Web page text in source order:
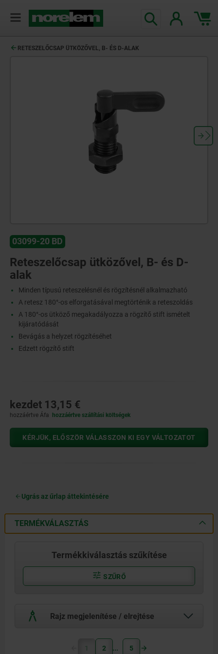
RETESZELŐCSAP ÜTKÖZŐVEL, B- ÉS D-ALAK
03099-20 BD
Reteszelőcsap ütközővel, B- és D-
alak
Minden típusú reteszelésnél és rögzítésnél alkalmazható
A retesz 180°-os elforgatásával megtörténik a reteszoldás
A 180°-os ütköző megakadályozza a rögzítő stift ismételt
kijáratódását
Bevágás a helyzet rögzítéséhet
Edzett rögzítő stift
kezdet 13,15 €
hozzáértve Áfa hozzáértve szállítási költségek
KÉRJÜK, ELŐSZÖR VÁLASSZON KI EGY VÁLTOZATOT
Ugrás az űrlap áttekintésére
TERMÉKVÁLASZTÁS
Termékkiválasztás szűkítése
SZŰRŐ
Rajz megjelenítése / elrejtése
1 2 5